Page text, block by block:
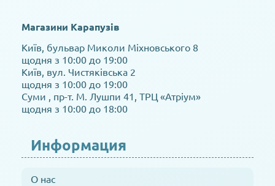
Магазини Карапузів
Київ, бульвар Миколи Міхновського 8
щодня з 10:00 до 19:00
Київ, вул. Чистяківська 2
щодня з 10:00 до 19:00
Суми , пр-т. М. Лушпи 41, ТРЦ «Атріум»
щодня з 10:00 до 18:00
Информация
О нас